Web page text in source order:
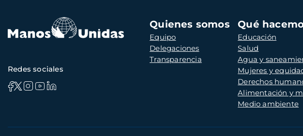
Navegación
principal
Quienes somos
Equipo
Delegaciones
Transparencia
Qué
Educación
Salud
Agua y
Mujeres y
Derechos
Alimentación y
Medio ambiente
Redes sociales